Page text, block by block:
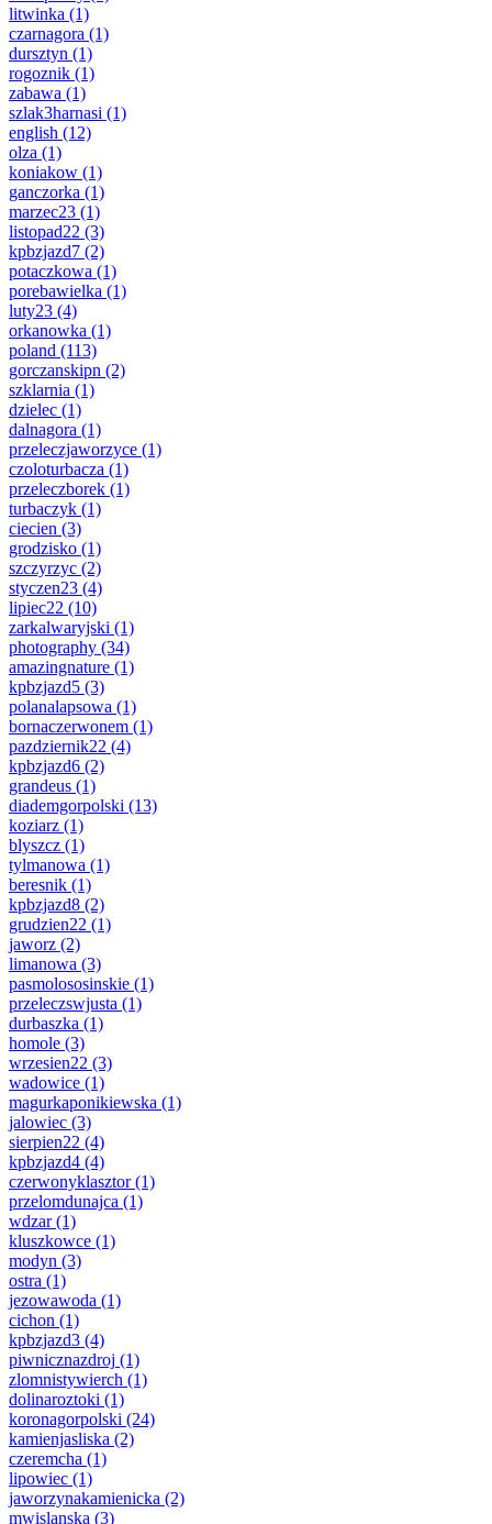
litwinka (1)
czarnagora (1)
dursztyn (1)
rogoznik (1)
zabawa (1)
szlak3harnasi (1)
english (12)
olza (1)
koniakow (1)
ganczorka (1)
marzec23 (1)
listopad22 (3)
kpbzjazd7 (2)
potaczkowa (1)
porebawielka (1)
luty23 (4)
orkanowka (1)
poland (113)
gorczanskipn (2)
szklarnia (1)
dzielec (1)
dalnagora (1)
przeleczjaworzyce (1)
czoloturbacza (1)
przeleczborek (1)
turbaczyk (1)
ciecien (3)
grodzisko (1)
szczyrzyc (2)
styczen23 (4)
lipiec22 (10)
zarkalwaryjski (1)
photography (34)
amazingnature (1)
kpbzjazd5 (3)
polanalapsowa (1)
bornaczerwonem (1)
pazdziernik22 (4)
kpbzjazd6 (2)
grandeus (1)
diademgorpolski (13)
koziarz (1)
blyszcz (1)
tylmanowa (1)
beresnik (1)
kpbzjazd8 (2)
grudzien22 (1)
jaworz (2)
limanowa (3)
pasmolososinskie (1)
przeleczswjusta (1)
durbaszka (1)
homole (3)
wrzesien22 (3)
wadowice (1)
magurkaponikiewska (1)
jalowiec (3)
sierpien22 (4)
kpbzjazd4 (4)
czerwonyklasztor(1)
przelomdunajca (1)
wdzar(1)
kluszkowce (1)
modyn (3)
ostra (1)
jezowawoda (1)
cichon (1)
kpbzjazd3 (4)
piwnicznazdroj (1)
zlomnistywierch (1)
dolinaroztoki (1)
koronagorpolski (24)
kamienjasliska (2)
czeremcha (1)
lipowiec (1)
jaworzynakamienicka (2)
mwislanska (3)